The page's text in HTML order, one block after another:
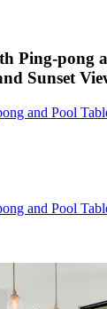
Ping-pong
Sunset
and Pool
and Pool